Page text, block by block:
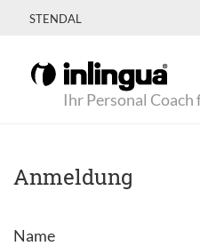
STENDAL
Ihr Personal
Anmeldung
Name